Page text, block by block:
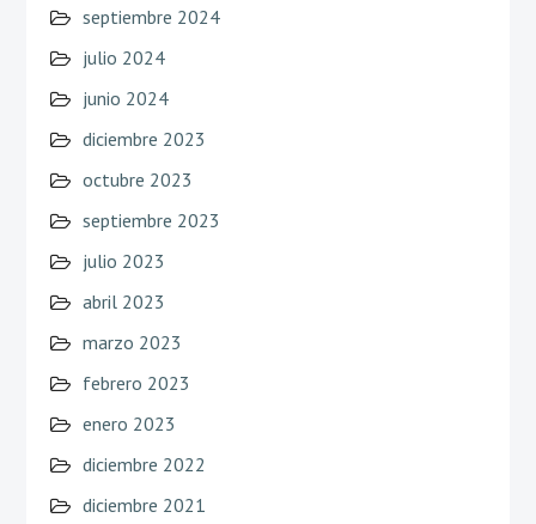
septiembre 2024
julio 2024
junio 2024
diciembre 2023
octubre 2023
septiembre 2023
julio 2023
abril 2023
marzo 2023
febrero 2023
enero 2023
diciembre 2022
diciembre 2021